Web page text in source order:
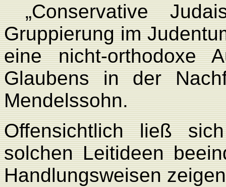
„Conservative
Gruppierung im
eine nicht-orthodoxe
Glaubens in der
Mendelssohn.
Offensichtlich ließ
solchen Leitideen
Handlungsweisen